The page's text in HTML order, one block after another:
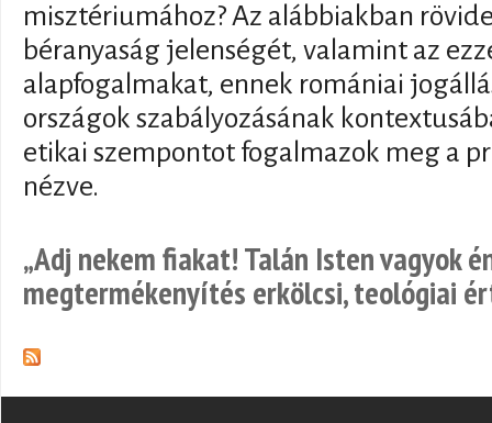
misztériumához? Az alábbiakban
béranyaság jelenségét, valamint az
alapfogalmakat, ennek romániai
országok szabályozásának
etikai szempontot fogalmazok meg a
nézve.
„Adj nekem fiakat! Talán Isten vagyok
megtermékenyítés erkölcsi, teológiai